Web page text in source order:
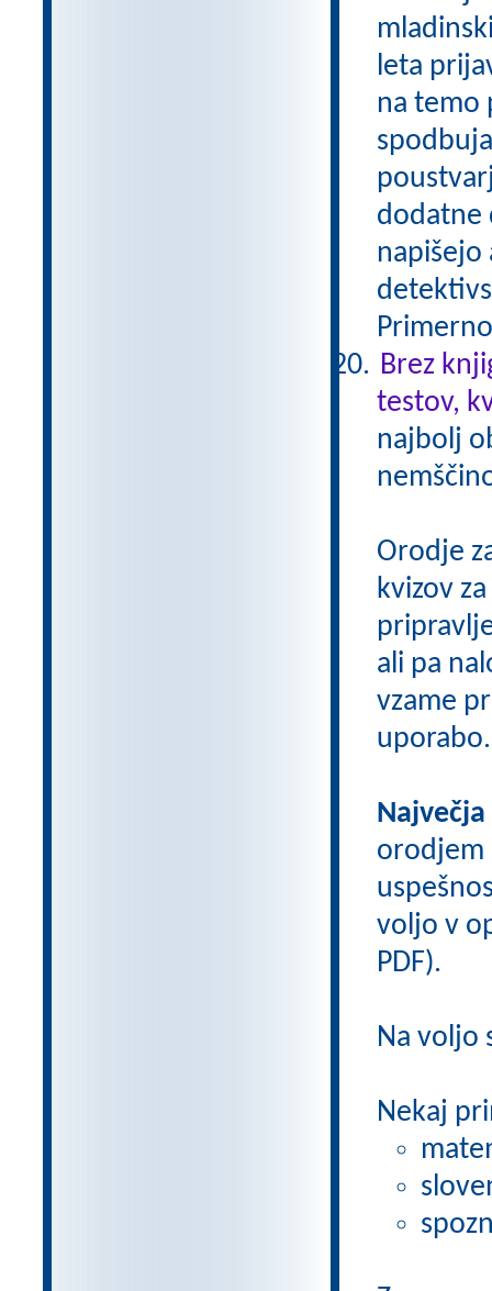
leta
na temo
dodatne
napišejo
Brez
testov,
najbolj
Orodje
kvizov za
ali pa
vzame
uporabo.
orodjem
voljo v
PDF).
Na voljo
Nekaj